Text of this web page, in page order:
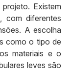
Existem
com diferentes
A escolha
como o tipo de
materiais e o
leves são